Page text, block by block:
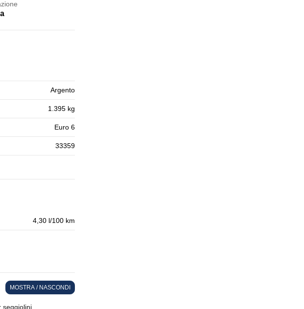
Argento
1.395 kg
Euro 6
33359
4,30 l/100 km
MOSTRA / NASCONDI
seggiolini